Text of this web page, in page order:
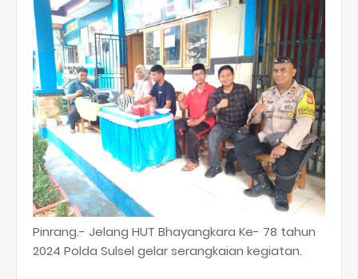
Pinrang.- Jelang HUT Bhayangkara Ke- 78 tahun
2024 Polda Sulsel gelar serangkaian kegiatan.